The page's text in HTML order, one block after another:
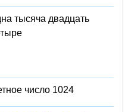
тысяча двадцать
число 1024